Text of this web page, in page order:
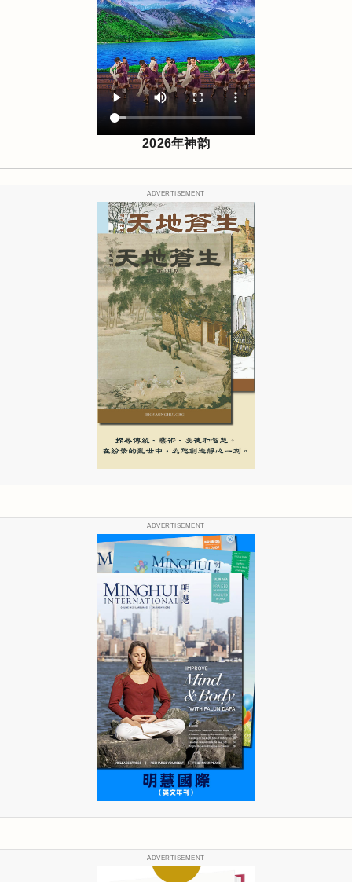
2026年神韵
ADVERTISEMENT
ADVERTISEMENT
ADVERTISEMENT